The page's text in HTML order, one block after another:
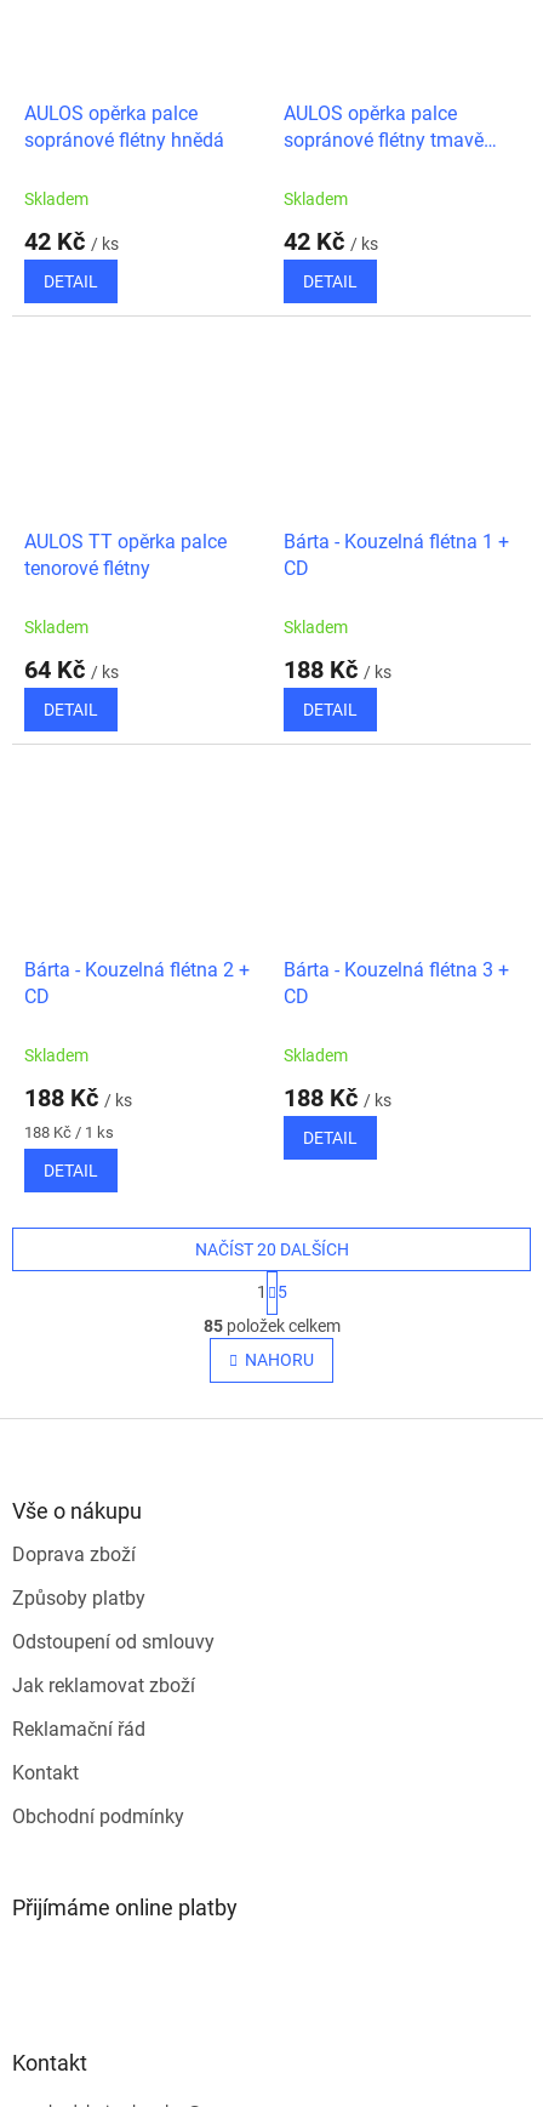
AULOS opěrka palce
sopránové flétny hnědá
Skladem
42 Kč / ks
DETAIL
AULOS opěrka palce
sopránové flétny tmavě
Skladem
42 Kč / ks
DETAIL
AULOS TT opěrka palce
tenorové flétny
Skladem
64 Kč / ks
DETAIL
Bárta - Kouzelná flétna 1 +
CD
Skladem
188 Kč / ks
DETAIL
Bárta - Kouzelná flétna 2 +
CD
Skladem
188 Kč / ks
Měrná
cena:
188 Kč / 1 ks
DETAIL
Bárta - Kouzelná flétna 3 +
CD
Skladem
188 Kč / ks
DETAIL
O
v
l
á
NAČÍST 20 DALŠÍCH
S
t
r
á
n
k
v
1
5
85položek celkem
NAHORU
Vše o nákupu
Doprava zboží
Způsoby platby
Odstoupení od smlouvy
Jak reklamovat zboží
Reklamační řád
Kontakt
Obchodní podmínky
Přijímáme online platby
Kontakt